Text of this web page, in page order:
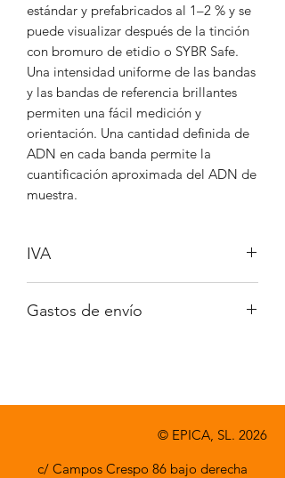
estándar y prefabricados al 1–2 % y se
puede visualizar después de la tinción
con bromuro de etidio o SYBR Safe.
Una intensidad uniforme de las bandas
y las bandas de referencia brillantes
permiten una fácil medición y
orientación. Una cantidad definida de
ADN en cada banda permite la
cuantificación aproximada del ADN de
muestra.
IVA
Gastos de envío
© EPICA, SL. 2026
c/ Campos Crespo 86 bajo derecha